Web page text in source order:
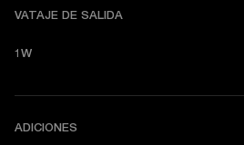
VATAJE DE SALIDA
1W
ADICIONES